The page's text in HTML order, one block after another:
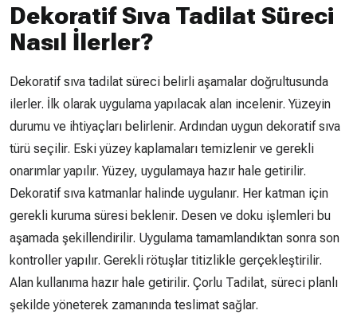
Dekoratif Sıva Tadilat Süreci
Nasıl İlerler?
Dekoratif sıva tadilat süreci belirli aşamalar doğrultusunda
ilerler. İlk olarak uygulama yapılacak alan incelenir. Yüzeyin
durumu ve ihtiyaçları belirlenir. Ardından uygun dekoratif sıva
türü seçilir. Eski yüzey kaplamaları temizlenir ve gerekli
onarımlar yapılır. Yüzey, uygulamaya hazır hale getirilir.
Dekoratif sıva katmanlar halinde uygulanır. Her katman için
gerekli kuruma süresi beklenir. Desen ve doku işlemleri bu
aşamada şekillendirilir. Uygulama tamamlandıktan sonra son
kontroller yapılır. Gerekli rötuşlar titizlikle gerçekleştirilir.
Alan kullanıma hazır hale getirilir. Çorlu Tadilat, süreci planlı
şekilde yöneterek zamanında teslimat sağlar.